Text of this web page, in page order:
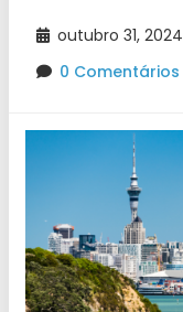
outubro 31, 2024
0 Comentários